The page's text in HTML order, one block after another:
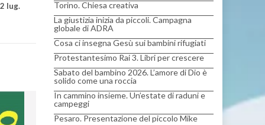
lug.
Torino. Chiesa creativa
La giustizia inizia da piccoli. Campagna
globale di ADRA
Cosa ci insegna Gesù sui bambini rifugiati
Protestantesimo Rai 3. Libri per crescere
Sabato del bambino 2026. L’amore di Dio è
solido come una roccia
In cammino insieme. Un’estate di raduni e
campeggi
Pesaro. Presentazione del piccolo Mike